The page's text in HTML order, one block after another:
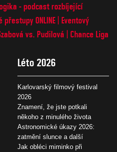
- podcast rozbíjející
přestupy ONLINE
Eventový
vs. Pudilová
Chance Liga
Léto 2026
Karlovarský filmový festival
2026
Znamení, že jste potkali
někoho z minulého života
Astronomické úkazy 2026:
zatmění slunce a další
Jak obléci miminko při